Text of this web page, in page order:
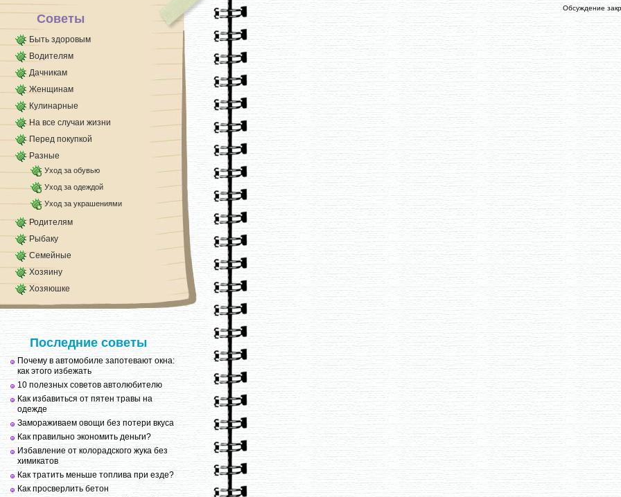
Советы
Быть здоровым
Водителям
Дачникам
Женщинам
Кулинарные
На все случаи жизни
Перед покупкой
Разные
Уход за обувью
Уход за одеждой
Уход за украшениями
Родителям
Рыбаку
Семейные
Хозяину
Хозяюшке
Последние советы
Почему в автомобиле запотевают окна:
как этого избежать
10 полезных советов автолюбителю
Как избавиться от пятен травы на
одежде
Замораживаем овощи без потери вкуса
Как правильно экономить деньги?
Избавление от колорадского жука без
химикатов
Как тратить меньше топлива при езде?
Как просверлить бетон
Обсуждение